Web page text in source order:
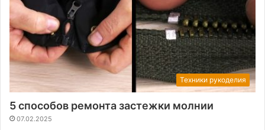
Техники рукоделия
5 способов ремонта застежки молнии
07.02.2025